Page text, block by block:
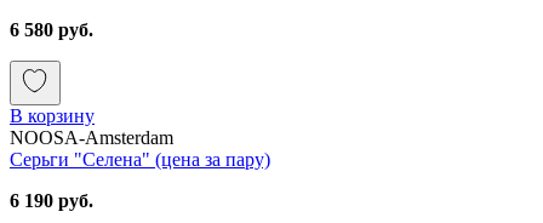
6 580 руб.
В корзину
NOOSA-Amsterdam
Серьги "Селена" (цена за пару)
6 190 руб.